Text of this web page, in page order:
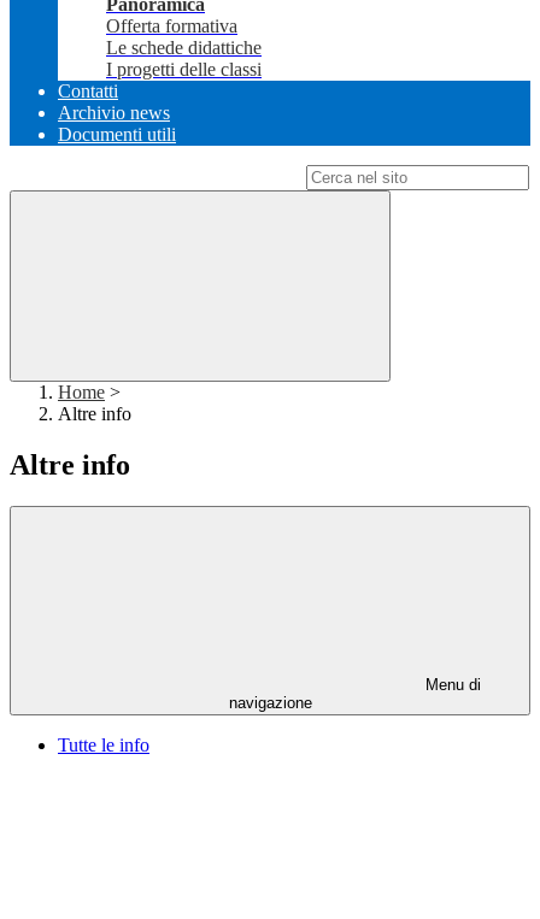
Panoramica
Offerta formativa
Le schede didattiche
I progetti delle classi
Contatti
Archivio news
Documenti utili
Home >
Altre info
Altre info
Menu di
navigazione
Tutte le info